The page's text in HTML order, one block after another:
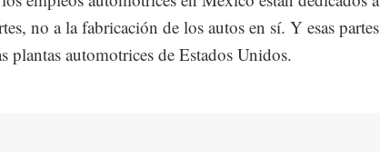
no a la fabricación de los autos en sí. Y esas partes
plantas automotrices de Estados Unidos.